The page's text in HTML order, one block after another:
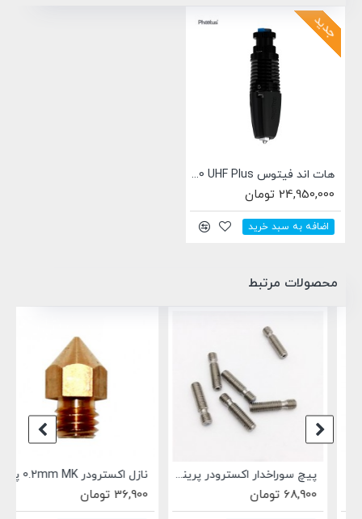
جدید
هات اند فیتوس Phaetus Rapido 2.0 UHF Plus
24,950,000 تومان
اضافه به سبد خرید
محصولات مرتبط
پیچ سوراخدار اکسترودر پرینتر سه بعدی MK8 M6X26 همراه با لوله تفلون
68,900 تومان
نازل اکسترودر 0.2mm MK پرینتر سه بعدی مناسب فیلامنت 1.75 میلیمتری
36,900 تومان